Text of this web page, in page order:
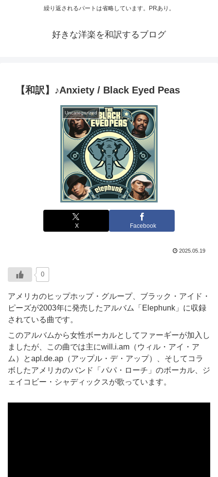
繰り返されるパートは省略しています。PRあり。
好きな洋楽を和訳するブログ
【和訳】♪Anxiety / Black Eyed Peas
Uncategorized
X Facebook
2025.05.19
0
アメリカのヒップホップ・グループ、ブラック・アイド・
ピーズが2003年に発売したアルバム「Elephunk」に収録
されている曲です。
このアルバムから女性ボーカルとしてファーギーが加入し
ましたが、この曲では主にwill.i.am（ウィル・アイ・ア
ム）とapl.de.ap（アップル・デ・アップ）、そしてコラ
ボしたアメリカのバンド「パパ・ローチ」のボーカル、ジ
ェイコビー・シャディックスが歌っています。